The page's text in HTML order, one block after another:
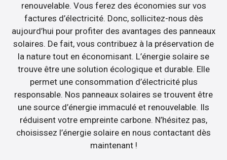
renouvelable. Vous ferez des économies sur vos
factures d’électricité. Donc, sollicitez-nous dès
aujourd’hui pour profiter des avantages des panneaux
solaires. De fait, vous contribuez à la préservation de
la nature tout en économisant. L’énergie solaire se
trouve être une solution écologique et durable. Elle
permet une consommation d’électricité plus
responsable. Nos panneaux solaires se trouvent être
une source d’énergie immaculé et renouvelable. Ils
réduisent votre empreinte carbone. N’hésitez pas,
choisissez l’énergie solaire en nous contactant dès
maintenant !